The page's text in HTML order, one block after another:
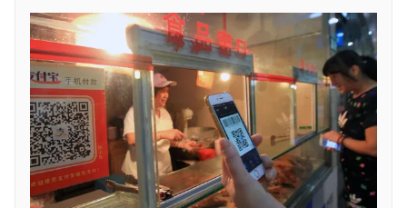
Cơ quan chủ quản:Đài Truyền hình Việt Nam
Cơ quan báo chí:Thời báo VTV
Giấy phép hoạt động báo in và báo điện tử số 483/GP-BTTTT
cấp ngày 29/12/2023
Tổng Biên tập:
Vũ Thanh Thủy
Phó Tổng Biên tập:Nguyễn Thị Mỹ Hạnh, Phạm Quốc Thắng,
Nguyễn Trọng Ninh
Tổng đài VTV:024.38 355 931 - 024.38 355 932